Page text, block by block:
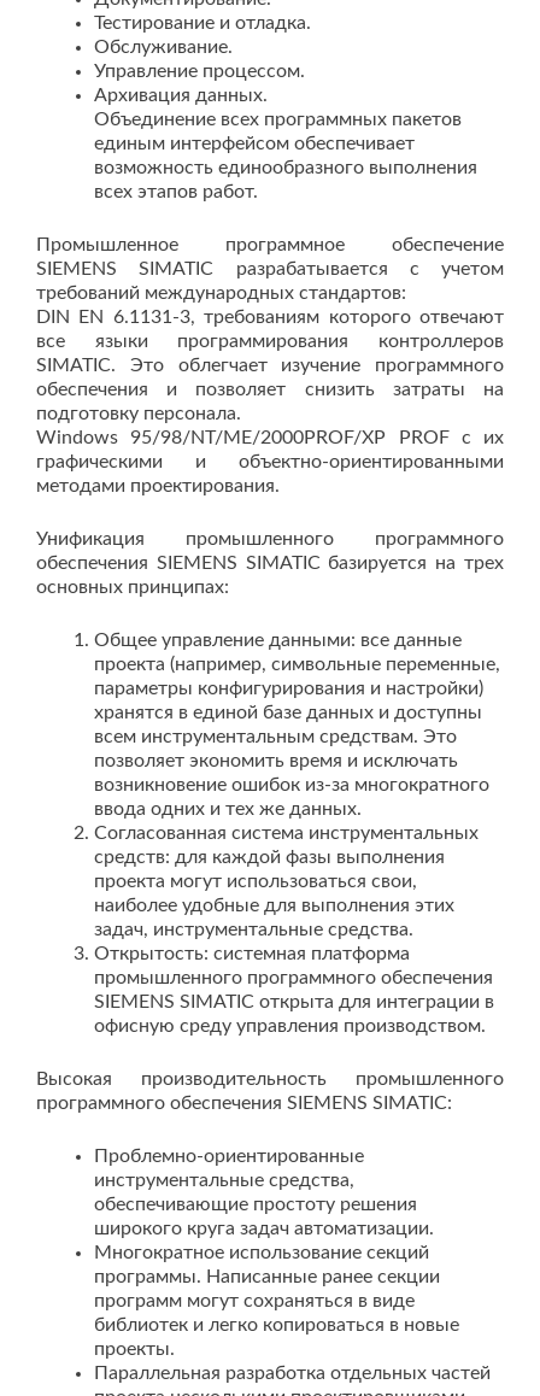
Тестирование и отладка.
Обслуживание.
Управление процессом.
Архивация данных.
Объединение всех программных пакетов
единым интерфейсом обеспечивает
возможность единообразного выполнения
всех этапов работ.
Промышленное программное обеспечение
SIEMENS SIMATIC разрабатывается с учетом
требований международных стандартов:
DIN EN 6.1131-3, требованиям которого отвечают
все языки программирования контроллеров
SIMATIC. Это облегчает изучение программного
обеспечения и позволяет снизить затраты на
подготовку персонала.
Windows 95/98/NT/ME/2000PROF/XP PROF с их
графическими и объектно-ориентированными
методами проектирования.
Унификация промышленного программного
обеспечения SIEMENS SIMATIC базируется на трех
основных принципах:
Общее управление данными: все данные
проекта (например, символьные переменные,
параметры конфигурирования и настройки)
хранятся в единой базе данных и доступны
всем инструментальным средствам. Это
позволяет экономить время и исключать
возникновение ошибок из-за многократного
ввода одних и тех же данных.
Согласованная система инструментальных
средств: для каждой фазы выполнения
проекта могут использоваться свои,
наиболее удобные для выполнения этих
задач, инструментальные средства.
Открытость: системная платформа
промышленного программного обеспечения
SIEMENS SIMATIC открыта для интеграции в
офисную среду управления производством.
Высокая производительность промышленного
программного обеспечения SIEMENS SIMATIC:
Проблемно-ориентированные
инструментальные средства,
обеспечивающие простоту решения
широкого круга задач автоматизации.
Многократное использование секций
программы. Написанные ранее секции
программ могут сохраняться в виде
библиотек и легко копироваться в новые
проекты.
Параллельная разработка отдельных частей